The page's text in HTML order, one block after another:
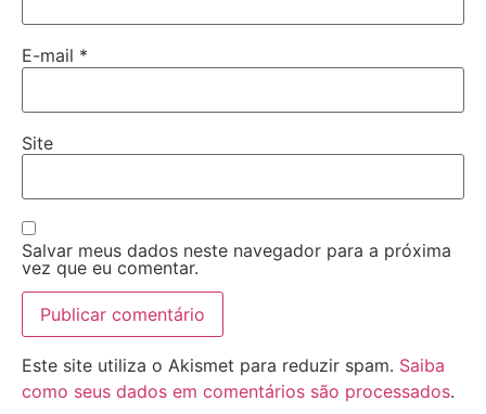
E-mail *
Site
Salvar meus dados neste navegador para a próxima
vez que eu comentar.
Este site utiliza o Akismet para reduzir spam. Saiba
como seus dados em comentários são processados.